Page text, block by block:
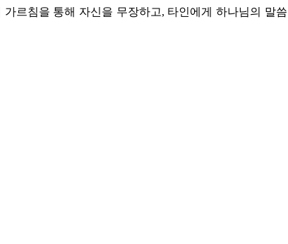
르침을 통해 자신을 무장하고, 타인에게 하나님의 말